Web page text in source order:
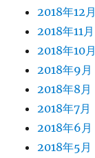
2018年12月
2018年11月
2018年10月
2018年9月
2018年8月
2018年7月
2018年6月
2018年5月